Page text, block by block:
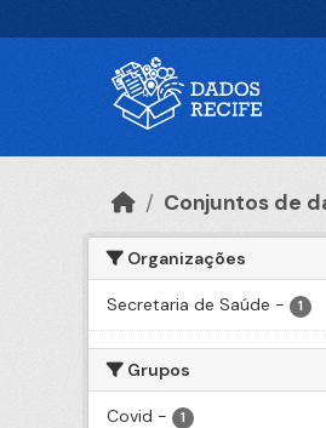
Conjuntos de
Organizações
Secretaria de Saúde - 1
Grupos
Covid - 1